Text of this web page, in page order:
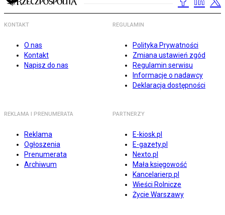
KONTAKT
O nas
Kontakt
Napisz do nas
REGULAMIN
Polityka Prywatności
Zmiana ustawień zgód
Regulamin serwisu
Informacje o nadawcy
Deklaracja dostępności
REKLAMA I PRENUMERATA
Reklama
Ogłoszenia
Prenumerata
Archiwum
PARTNERZY
E-kiosk.pl
E-gazety.pl
Nexto.pl
Mała księgowość
Kancelarierp.pl
Wieści Rolnicze
Życie Warszawy